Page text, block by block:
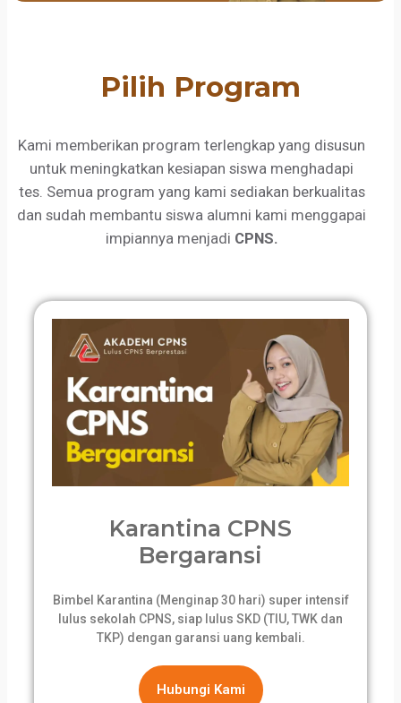
Pilih Program
Kami memberikan program terlengkap yang disusun
untuk meningkatkan kesiapan siswa menghadapi
tes. Semua program yang kami sediakan berkualitas
dan sudah membantu siswa alumni kami menggapai
impiannya menjadi CPNS.
Karantina CPNS
Bergaransi
Bimbel Karantina (Menginap 30 hari) super intensif
lulus sekolah CPNS, siap lulus SKD (TIU, TWK dan
TKP) dengan garansi uang kembali.
Hubungi Kami